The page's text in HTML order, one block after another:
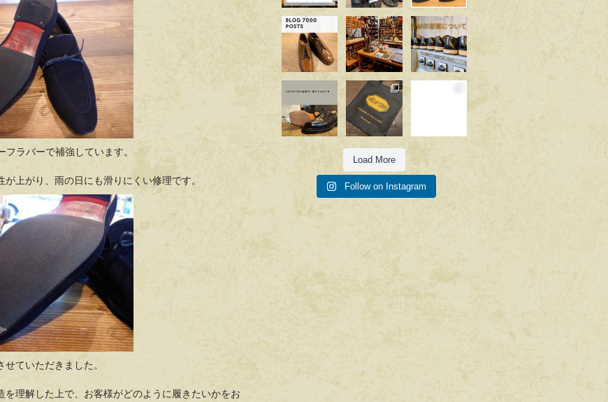
ラバーで補強しています。
上がり、雨の日にも滑りにくい修理です。
ていただきました。
理解した上で、お客様がどのように履きたいかをお
apego_handma
de_shoemaker
6月 22
apego_handma
de_shoemaker
6月 2
apego_handma
de_shoemaker
4月 25
apego_handma
4月 1
apego_handma
de_shoemaker
3月 14
apego_handma
Load More
Follow on Instagram